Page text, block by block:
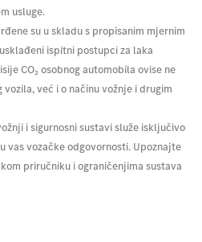
usluge.
su u skladu s propisanim mjernim
ispitni postupci za laka
CO₂ osobnog automobila ovise ne
već i o načinu vožnje i drugim
i sigurnosni sustavi služe isključivo
vas vozačke odgovornosti. Upoznajte
priručniku i ograničenjima sustava